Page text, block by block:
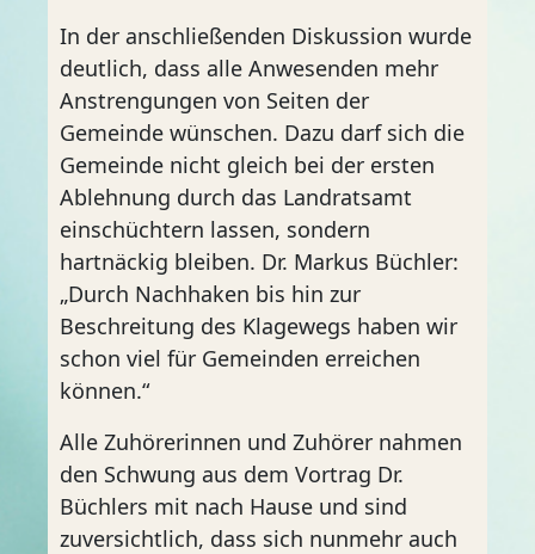
In der anschließenden Diskussion wurde
deutlich, dass alle Anwesenden mehr
Anstrengungen von Seiten der
Gemeinde wünschen. Dazu darf sich die
Gemeinde nicht gleich bei der ersten
Ablehnung durch das Landratsamt
einschüchtern lassen, sondern
hartnäckig bleiben. Dr. Markus Büchler:
„Durch Nachhaken bis hin zur
Beschreitung des Klagewegs haben wir
schon viel für Gemeinden erreichen
können.“
Alle Zuhörerinnen und Zuhörer nahmen
den Schwung aus dem Vortrag Dr.
Büchlers mit nach Hause und sind
zuversichtlich, dass sich nunmehr auch